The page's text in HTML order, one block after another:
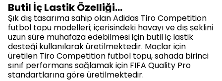
Butil İç Lastik Özelliği…
Şık dış tasarıma sahip olan Adidas Tiro Competition
futbol topu modelleri; içerisindeki havayı ve dış şeklini
uzun süre muhafaza edebilmesiiçin butil iç lastik
desteği kullanılarak üretilmektedir. Maçlar için
üretilen Tiro Competition futbol topu, sahada birinci
sınıf performans sağlamak için FIFA Quality Pro
standartlarına göre üretilmektedir.